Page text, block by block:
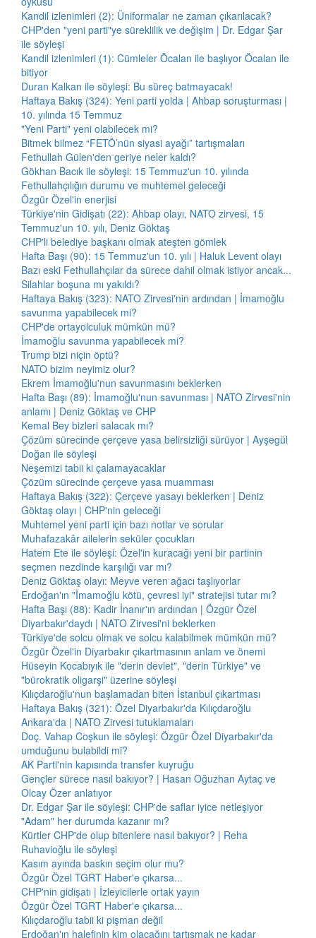
Kandil izlenimleri (2): Üniformalar ne zaman çıkarılacak?
CHP'den "yeni parti"ye süreklilik ve değişim | Dr. Edgar Şar
ile söyleşi
Kandil izlenimleri (1): Cümleler Öcalan ile başlıyor Öcalan ile
bitiyor
Duran Kalkan ile söyleşi: Bu süreç batmayacak!
Haftaya Bakış (324): Yeni parti yolda | Ahbap soruşturması |
10. yılında 15 Temmuz
"Yeni Parti" yeni olabilecek mi?
Bitmek bilmez “FETÖ’nün siyasi ayağı” tartışmaları
Fethullah Gülen'den geriye neler kaldı?
Gökhan Bacık ile söyleşi: 15 Temmuz'un 10. yılında
Fethullahçılığın durumu ve muhtemel geleceği
Özgür Özel'in enerjisi
Türkiye'nin Gidişatı (22): Ahbap olayı, NATO zirvesi, 15
Temmuz'un 10. yılı, Deniz Göktaş
CHP'li belediye başkanı olmak ateşten gömlek
Hafta Başı (90): 15 Temmuz'un 10. yılı | Haluk Levent olayı
Bazı eski Fethullahçılar da sürece dahil olmak istiyor ancak...
Silahlar boşuna mı yakıldı?
Haftaya Bakış (323): NATO Zirvesi'nin ardından | İmamoğlu
savunma yapabilecek mi?
CHP'de ortayolculuk mümkün mü?
İmamoğlu savunma yapabilecek mi?
Trump bizi niçin öptü?
NATO bizim neyimiz olur?
Ekrem İmamoğlu'nun savunmasını beklerken
Hafta Başı (89): İmamoğlu'nun savunması | NATO Zirvesi'nin
anlamı | Deniz Göktaş ve CHP
Kemal Bey bizleri salacak mı?
Çözüm sürecinde çerçeve yasa belirsizliği sürüyor | Ayşegül
Doğan ile söyleşi
Neşemizi tabii ki çalamayacaklar
Çözüm sürecinde çerçeve yasa muamması
Haftaya Bakış (322): Çerçeve yasayı beklerken | Deniz
Göktaş olayı | CHP'nin geleceği
Muhtemel yeni parti için bazı notlar ve sorular
Muhafazakâr ailelerin seküler çocukları
Hatem Ete ile söyleşi: Özel'in kuracağı yeni bir partinin
seçmen nezdinde karşılığı var mı?
Deniz Göktaş olayı: Meyve veren ağacı taşlıyorlar
Erdoğan'ın "İmamoğlu kötü, çevresi iyi" stratejisi tutar mı?
Hafta Başı (88): Kadir İnanır'ın ardından | Özgür Özel
Diyarbakır'daydı | NATO Zirvesi'ni beklerken
Türkiye'de solcu olmak ve solcu kalabilmek mümkün mü?
Özgür Özel'in Diyarbakır çıkartmasının anlam ve önemi
Hüseyin Kocabıyık ile "derin devlet", "derin Türkiye" ve
"bürokratik oligarşi" üzerine söyleşi
Kılıçdaroğlu'nun başlamadan biten İstanbul çıkartması
Haftaya Bakış (321): Özel Diyarbakır'da Kılıçdaroğlu
Ankara'da | NATO Zirvesi tutuklamaları
Doç. Vahap Coşkun ile söyleşi: Özgür Özel Diyarbakır'da
umduğunu bulabildi mi?
AK Parti'nin kapısında transfer kuyruğu
Gençler sürece nasıl bakıyor? | Hasan Oğuzhan Aytaç ve
Olcay Özer anlatıyor
Dr. Edgar Şar ile söyleşi: CHP'de saflar iyice netleşiyor
"Adam" her durumda kazanır mı?
Kürtler CHP'de olup bitenlere nasıl bakıyor? | Reha
Ruhavioğlu ile söyleşi
Kasım ayında baskın seçim olur mu?
Özgür Özel TGRT Haber'e çıkarsa...
CHP'nin gidişatı | İzleyicilerle ortak yayın
Özgür Özel TGRT Haber'e çıkarsa...
Kılıçdaroğlu tabii ki pişman değil
Erdoğan'ın halefinin kim olacağını tartışmak ne kadar